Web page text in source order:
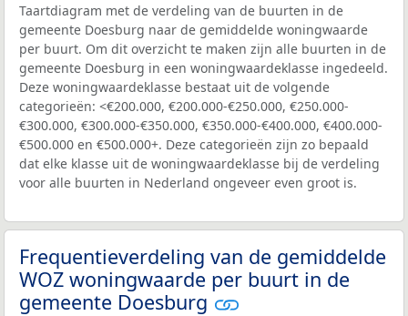
Taartdiagram met de verdeling van de buurten in de
gemeente Doesburg naar de gemiddelde woningwaarde
per buurt. Om dit overzicht te maken zijn alle buurten in de
gemeente Doesburg in een woningwaardeklasse ingedeeld.
Deze woningwaardeklasse bestaat uit de volgende
categorieën: <€200.000, €200.000-€250.000, €250.000-
€300.000, €300.000-€350.000, €350.000-€400.000, €400.000-
€500.000 en €500.000+. Deze categorieën zijn zo bepaald
dat elke klasse uit de woningwaardeklasse bij de verdeling
voor alle buurten in Nederland ongeveer even groot is.
Frequentieverdeling van de gemiddelde
WOZ woningwaarde per buurt in de
gemeente Doesburg